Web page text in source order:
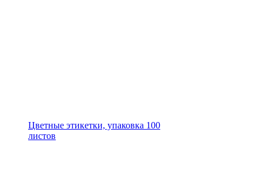
Цветные этикетки, упаковка 100
листов